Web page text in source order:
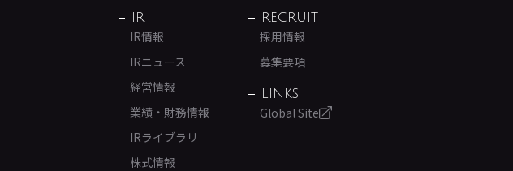
IR
IR情報
IRニュース
経営情報
業績・財務情報
IRライブラリ
株式情報
RECRUIT
採用情報
募集要項
LINKS
Global Site